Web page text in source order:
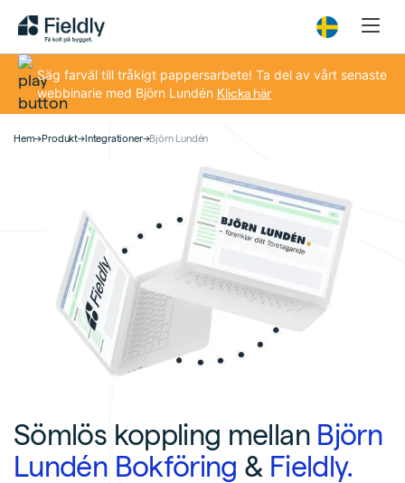
Säg farväl till tråkigt pappersarbete! Ta del av vårt senaste
webbinarie med Björn Lundén Klicka här
Hem→Produkt→Integrationer→Björn Lundén
Sömlös koppling mellan Björn
Lundén Bokföring & Fieldly.